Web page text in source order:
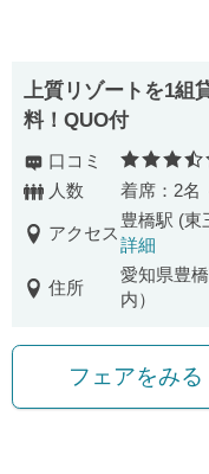
上質リゾートを1組
料！QUO付
口コミ
人数
着席：2名
アクセス
豊橋駅 (東
詳細
住所
愛知県豊
内）
フェアをみる